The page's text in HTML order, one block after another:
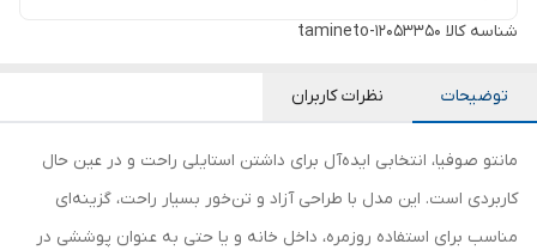
شناسه کالا tamineto-12053350
توضیحات نظرات کاربران
مانتو صوفیا، انتخابی ایده‌آل برای داشتن استایلی راحت و در عین حال
کاربردی است. این مدل با طراحی آزاد و تن‌خور بسیار راحت، گزینه‌ای
مناسب برای استفاده روزمره، داخل خانه و یا حتی به عنوان پوششی در